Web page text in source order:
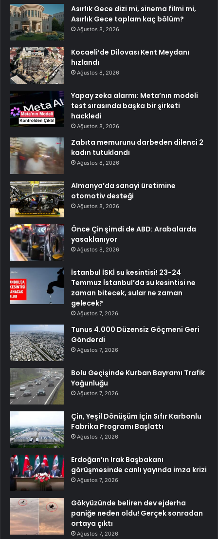
Asırlık Gece dizi mi, sinema filmi mi,
Asırlık Gece toplam kaç bölüm?
Ağustos 8, 2026
Kocaeli’de Dilovası Kent Meydanı
hızlandı
Ağustos 8, 2026
Yapay zeka alarmı: Meta’nın modeli
test sırasında başka bir şirketi
hackledi
Ağustos 8, 2026
Zabıta memurunu darbeden dilenci 2
kadın tutuklandı
Ağustos 8, 2026
Almanya’da sanayi üretimine
otomotiv desteği
Ağustos 8, 2026
Önce Çin şimdi de ABD: Arabalarda
yasaklanıyor
Ağustos 8, 2026
İstanbul İSKİ su kesintisi! 23-24
Temmuz İstanbul’da su kesintisi ne
zaman bitecek, sular ne zaman
gelecek?
Ağustos 7, 2026
Tunus 4.000 Düzensiz Göçmeni Geri
Gönderdi
Ağustos 7, 2026
Bolu Geçişinde Kurban Bayramı Trafik
Yoğunluğu
Ağustos 7, 2026
Çin, Yeşil Dönüşüm İçin Sıfır Karbonlu
Fabrika Programı Başlattı
Ağustos 7, 2026
Erdoğan’ın Irak Başbakanı
görüşmesinde canlı yayında imza krizi
Ağustos 7, 2026
Gökyüzünde beliren dev ejderha
paniğe neden oldu! Gerçek sonradan
ortaya çıktı
Ağustos 7, 2026